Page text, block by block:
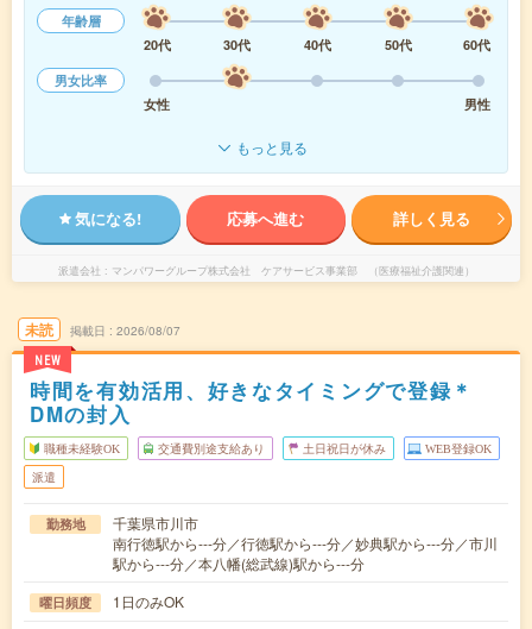
年齢層
20代
30代 40代 50代
60代
男女比率
女性
男性
もっと見る
気になる! 応募へ進む 詳しく見る
派遣会社 マンパワーグループ株式会社 ケアサービス事業部 （医療福祉介護関連）
未読
NEW
掲載日 2026/08/07
時間を有効活用、好きなタイミングで登録＊
DMの封入
職種未経験OK 交通費別途支給あり 土日祝日が休み WEB登録OK
派遣
勤務地
千葉県市川市
南行徳駅から---分／行徳駅から---分／妙典駅から---分／市川
駅から---分／本八幡(総武線)駅から---分
曜日頻度 1日のみOK